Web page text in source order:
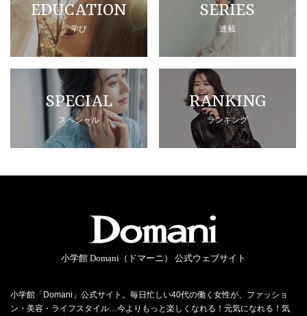
EDUCATION
学び
SERIES
連載
SPECIAL
スペシャル
RANKING
ランキング
小学館 Domani（ドマーニ） 公式ウェブサイト
小学館「Domani」公式サイト。毎日忙しい40代の働く女性が、ファッショ
ン・美容・ライフスタイル…今よりもっと楽しくなれる！元気になれる！気